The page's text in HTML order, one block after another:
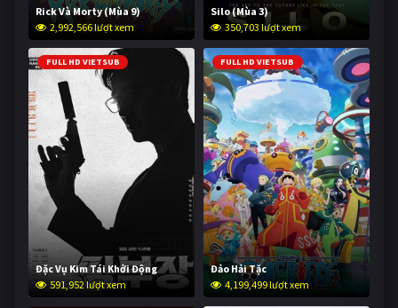
Rick Và Morty (Mùa 9)
2,992,566 lượt xem
Silo (Mùa 3)
350,703 lượt xem
FULL HD VIETSUB
Đặc Vụ Kim Tái Khởi Động
591,952 lượt xem
FULL HD VIETSUB
Đảo Hải Tặc
4,199,499 lượt xem